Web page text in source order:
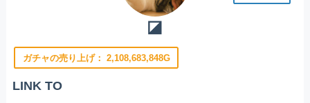
◪
ガチャの売り上げ： 2,108,683,848G
LINK TO